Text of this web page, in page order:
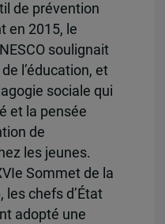
de prévention
en 2015, le
soulignait
l’éducation, et
sociale qui
et la pensée
de
les jeunes.
Sommet de la
les chefs d’État
adopté une